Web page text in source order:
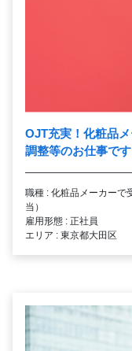
OJT充実！化粧品
調整等のお仕事です
職種 : 化粧品メーカーで
当）
雇用形態 : 正社員
エリア : 東京都大田区